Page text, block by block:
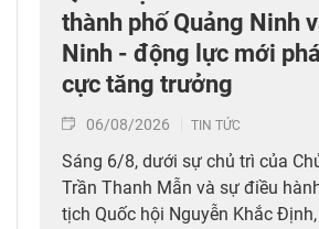
thành phố Quảng Ninh
Ninh - động lực mới
cực tăng trưởng
06/08/2026 TIN TỨC
Sáng 6/8, dưới sự chủ trì của
Trần Thanh Mẫn và sự điều
tịch Quốc hội Nguyễn Khắc